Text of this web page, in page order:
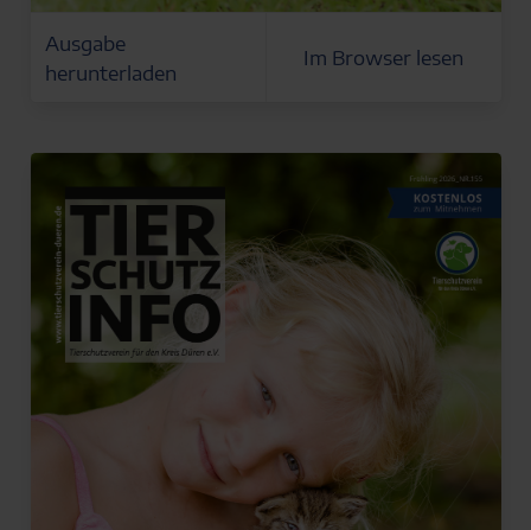
Ausgabe
herunterladen
Im Browser lesen